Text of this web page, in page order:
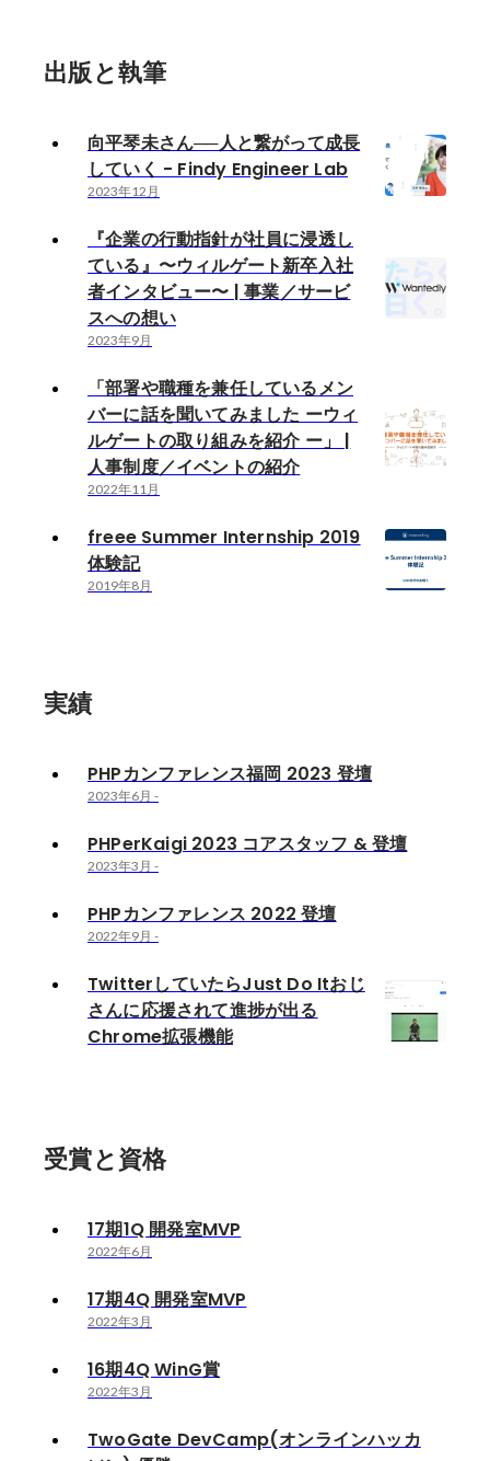
出版と執筆
向平琴未さん──人と繋がって成長
していく - Findy Engineer Lab
2023年12月
『企業の行動指針が社員に浸透し
ている』〜ウィルゲート新卒入社
者インタビュー〜 | 事業／サービ
スへの想い
2023年9月
「部署や職種を兼任しているメン
バーに話を聞いてみました ーウィ
ルゲートの取り組みを紹介 ー」 |
人事制度／イベントの紹介
2022年11月
freee Summer Internship 2019
体験記
2019年8月
実績
PHPカンファレンス福岡 2023 登壇
2023年6月 -
PHPerKaigi 2023 コアスタッフ & 登壇
2023年3月 -
PHPカンファレンス 2022 登壇
2022年9月 -
TwitterしていたらJust Do Itおじ
さんに応援されて進捗が出る
Chrome拡張機能
受賞と資格
17期1Q 開発室MVP
2022年6月
17期4Q 開発室MVP
2022年3月
16期4Q WinG賞
2022年3月
TwoGate DevCamp(オンラインハッカ